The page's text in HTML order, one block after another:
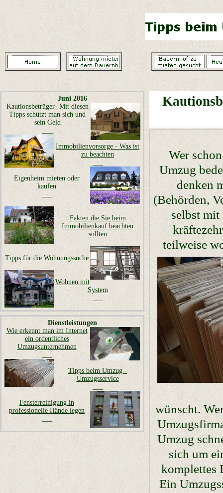
Juni 2016
Kautionsbetrüger- Mit diesen
Tipps schützt man sich und
sein Geld
Immobilienvorsorge - Was ist
zu beachten
Eigenheim mieten oder
kaufen
Fakten die Sie beim
Immobilienkauf beachten
sollten
Tipps für die Wohnungssuche
___
Wohnen mit
System
Dienstleistungen
Wie erkennt man im Internet
ein ordentliches
Umzugsunternehmen
Tipps beim Umzug -
Umzugsservice
Fensterreinigung in
professionelle Hände legen
Wer
Umzug
denken
(Behörden,
selbst
teilweise
wünscht.
Umzug
sich um
komplettes
Ein